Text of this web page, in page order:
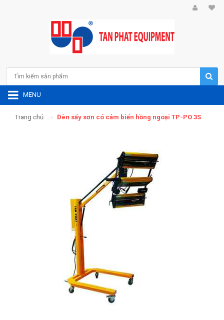
MENU
Trang chủ —› Đèn sấy sơn có cảm biến hồng ngoại TP-PO 3S